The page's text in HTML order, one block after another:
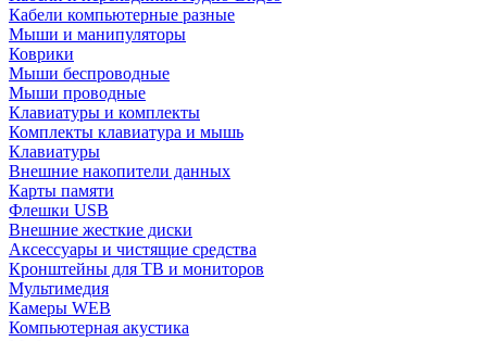
Кабели компьютерные разные
Мыши и манипуляторы
Коврики
Мыши беспроводные
Мыши проводные
Клавиатуры и комплекты
Комплекты клавиатура и мышь
Клавиатуры
Внешние накопители данных
Карты памяти
Флешки USB
Внешние жесткие диски
Аксессуары и чистящие средства
Кронштейны для ТВ и мониторов
Мультимедия
Камеры WEB
Компьютерная акустика